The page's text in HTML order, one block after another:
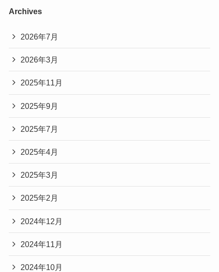
Archives
2026年7月
2026年3月
2025年11月
2025年9月
2025年7月
2025年4月
2025年3月
2025年2月
2024年12月
2024年11月
2024年10月